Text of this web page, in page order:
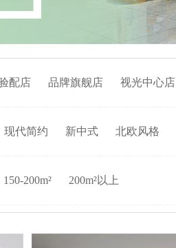
配店 品牌旗舰店 视光中心店
现代简约 新中式 北欧风格
150-200m² 200m²以上